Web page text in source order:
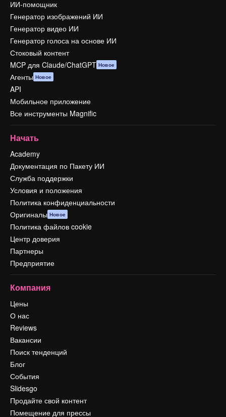
ИИ-помощник
Генератор изображений ИИ
Генератор видео ИИ
Генератор голоса на основе ИИ
Стоковый контент
MCP для Claude/ChatGPT Новое
Агенты Новое
API
Мобильное приложение
Все инструменты Magnific
Начать
Academy
Документация по Пакету ИИ
Служба поддержки
Условия и положения
Политика конфиденциальности
Оригиналы Новое
Политика файлов cookie
Центр доверия
Партнеры
Предприятие
Компания
Цены
О нас
Reviews
Вакансии
Поиск тенденций
Блог
События
Slidesgo
Продайте свой контент
Помещение для прессы